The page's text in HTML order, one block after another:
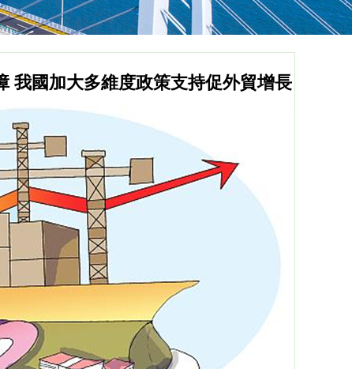
我國加大多維度政策支持促外貿增長